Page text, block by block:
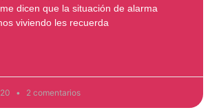
dicen que la situación de alarma
viviendo les recuerda
2 comentarios